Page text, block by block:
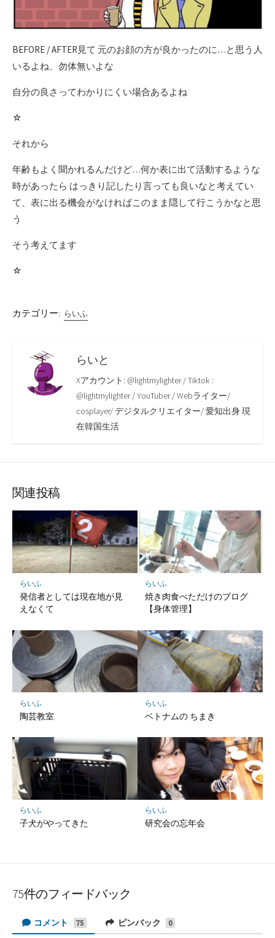
BEFORE / AFTER見て 元のお顔の方が良かったのに…と思う人
いるよね、勿体無いよな
自分の良さってわかりにくい場合あるよね
☆
それから
年齢もよく聞かれるんだけど…何か表に出て活動するような
時があったら はっきり記したり言っても良いなと考えてい
て、表に出る機会がなければこのまま隠して行こうかなと思
う
そう考えてます
☆
カテゴリー: らいふ
らいと
Xアカウント: @lightmylighter / Tiktok :
@lightmylighter / YouTuber / Webライター/
cosplayer/ デジタルクリエイター/ 愛知出身 現
在韓国生活
関連投稿
らいふ
発信者としては現在地が見
えなくて
らいふ
焼き肉食べただけのブログ
【身体管理】
らいふ
陶芸教室
らいふ
ベトナムの ちまき
らいふ
子犬がやってきた
らいふ
研究会の忘年会
75件のフィードバック
コメント 75 ピンバック 0